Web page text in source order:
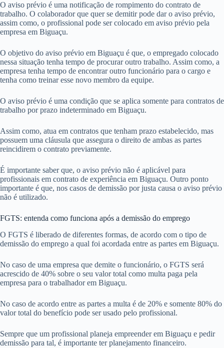
O aviso prévio é uma notificação de rompimento do contrato de
trabalho. O colaborador que quer se demitir pode dar o aviso prévio,
assim como, o profissional pode ser colocado em aviso prévio pela
empresa em Biguaçu.
O objetivo do aviso prévio em Biguaçu é que, o empregado colocado
nessa situação tenha tempo de procurar outro trabalho. Assim como, a
empresa tenha tempo de encontrar outro funcionário para o cargo e
tenha como treinar esse novo membro da equipe.
O aviso prévio é uma condição que se aplica somente para contratos de
trabalho por prazo indeterminado em Biguaçu.
Assim como, atua em contratos que tenham prazo estabelecido, mas
possuem uma cláusula que assegura o direito de ambas as partes
reincidirem o contrato previamente.
É importante saber que, o aviso prévio não é aplicável para
profissionais em contrato de experiência em Biguaçu. Outro ponto
importante é que, nos casos de demissão por justa causa o aviso prévio
não é utilizado.
FGTS: entenda como funciona após a demissão do emprego
O FGTS é liberado de diferentes formas, de acordo com o tipo de
demissão do emprego a qual foi acordada entre as partes em Biguaçu.
No caso de uma empresa que demite o funcionário, o FGTS será
acrescido de 40% sobre o seu valor total como multa paga pela
empresa para o trabalhador em Biguaçu.
No caso de acordo entre as partes a multa é de 20% e somente 80% do
valor total do benefício pode ser usado pelo profissional.
Sempre que um profissional planeja empreender em Biguaçu e pedir
demissão para tal, é importante ter planejamento financeiro.